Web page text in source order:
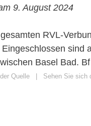
9. August 2024
RVL-
sind
Basel Bad.
Quelle Sehen Sie sich